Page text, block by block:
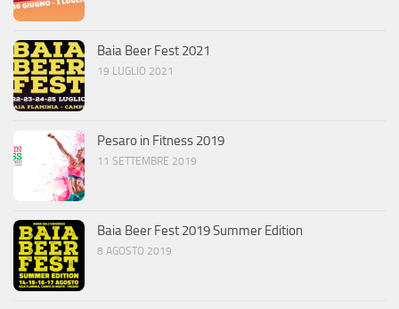
Baia Beer Fest 2021
19 LUGLIO 2021
Pesaro in Fitness 2019
11 SETTEMBRE 2019
Baia Beer Fest 2019 Summer Edition
8 AGOSTO 2019